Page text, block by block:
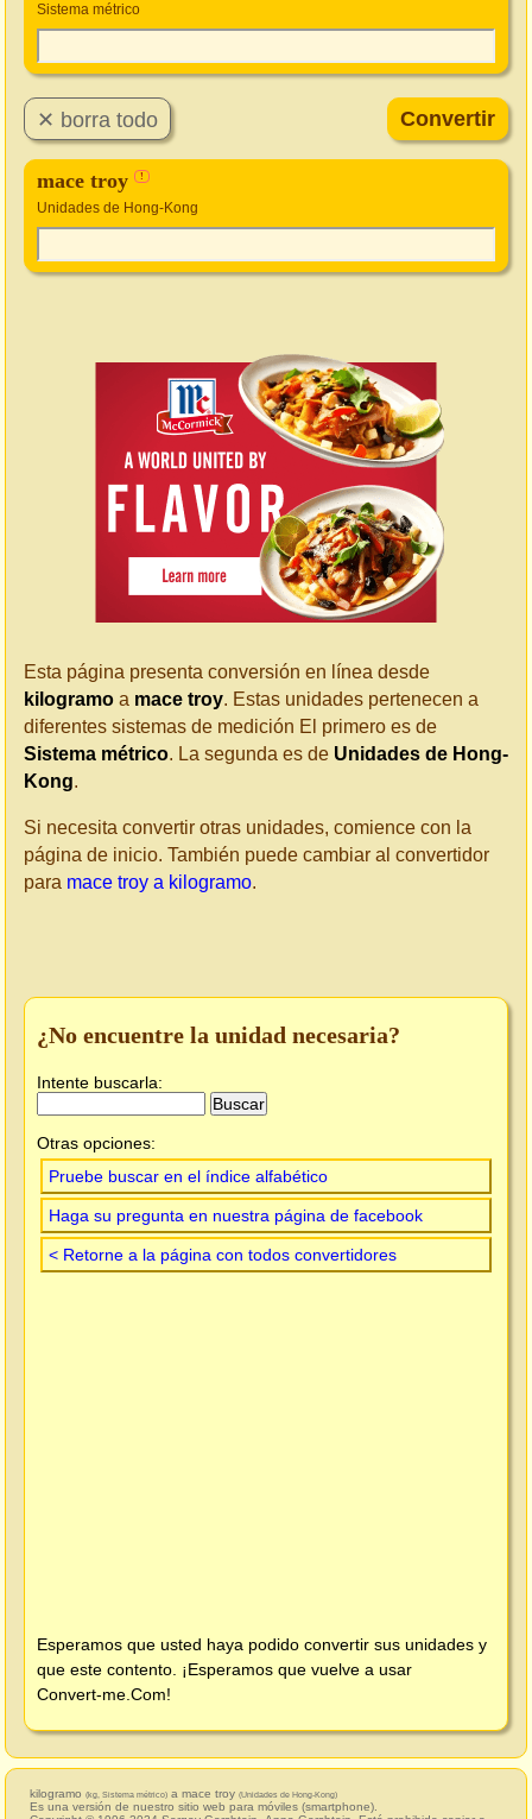
Sistema métrico
mace troy !
Unidades de Hong-Kong
Esta página presenta conversión en línea desde
kilogramo a mace troy. Estas unidades pertenecen a
diferentes sistemas de medición El primero es de
Sistema métrico. La segunda es de Unidades de Hong-
Kong.
Si necesita convertir otras unidades, comience con la
página de inicio. También puede cambiar al convertidor
para mace troy a kilogramo.
¿No encuentre la unidad necesaria?
Intente buscarla:
Otras opciones:
Pruebe buscar en el índice alfabético
Haga su pregunta en nuestra página de facebook
< Retorne a la página con todos convertidores
Esperamos que usted haya podido convertir sus unidades y
que este contento. ¡Esperamos que vuelve a usar
Convert-me.Com!
kilogramo (kg, Sistema métrico) a mace troy (Unidades de Hong-Kong)
Es una versión de nuestro sitio web para móviles (smartphone).